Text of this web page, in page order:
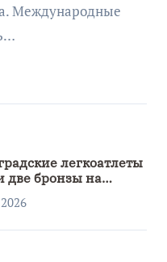
Международные
легкоатлеты
две бронзы на
России